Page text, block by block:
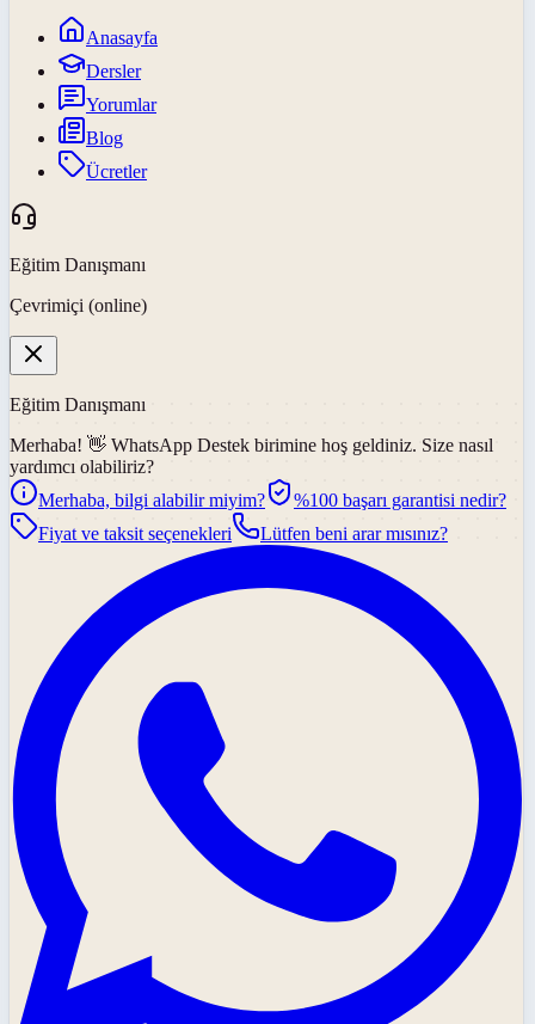
Anasayfa
Dersler
Yorumlar
Blog
Ücretler
Eğitim Danışmanı
Çevrimiçi (online)
Eğitim Danışmanı
Merhaba! 👋 WhatsApp Destek birimine hoş geldiniz. Size nasıl
yardımcı olabiliriz?
Merhaba, bilgi alabilir miyim?
%100 başarı garantisi nedir?
Fiyat ve taksit seçenekleri
Lütfen beni arar mısınız?